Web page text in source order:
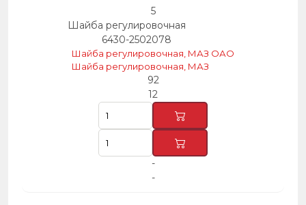
5
Шайба регулировочная
6430-2502078
Шайба регулировочная, МАЗ ОАО
Шайба регулировочная, МАЗ
92
12
-
-